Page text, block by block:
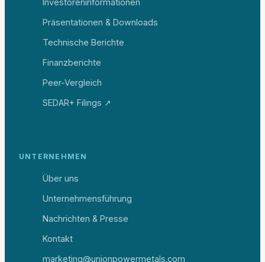
Investoreninformationen
Präsentationen & Downloads
Technische Berichte
Finanzberichte
Peer-Vergleich
SEDAR+ Filings ↗
UNTERNEHMEN
Über uns
Unternehmensführung
Nachrichten & Presse
Kontakt
marketing@unionpowermetals.com